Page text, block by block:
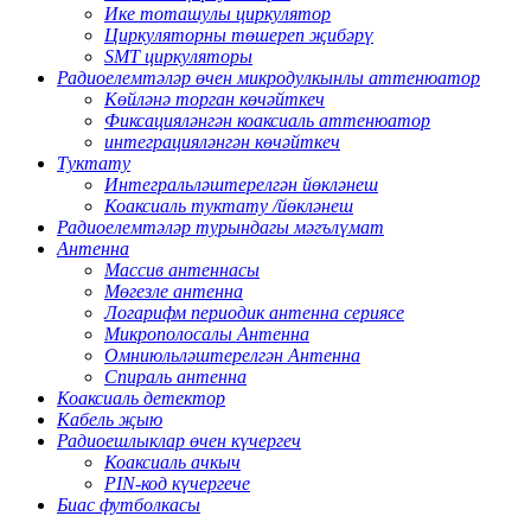
Ике тоташулы циркулятор
Циркуляторны төшереп җибәрү
SMT циркуляторы
Радиоелемтәләр өчен микродулкынлы аттенюатор
Көйләнә торган көчәйткеч
Фиксацияләнгән коаксиаль аттенюатор
интеграцияләнгән көчәйткеч
Туктату
Интегральләштерелгән йөкләнеш
Коаксиаль туктату /йөкләнеш
Радиоелемтәләр турындагы мәгълүмат
Антенна
Массив антеннасы
Мөгезле антенна
Логарифм периодик антенна сериясе
Микрополосалы Антенна
Омниюльләштерелгән Антенна
Спираль антенна
Коаксиаль детектор
Кабель җыю
Радиоешлыклар өчен күчергеч
Коаксиаль ачкыч
PIN-код күчергече
Биас футболкасы